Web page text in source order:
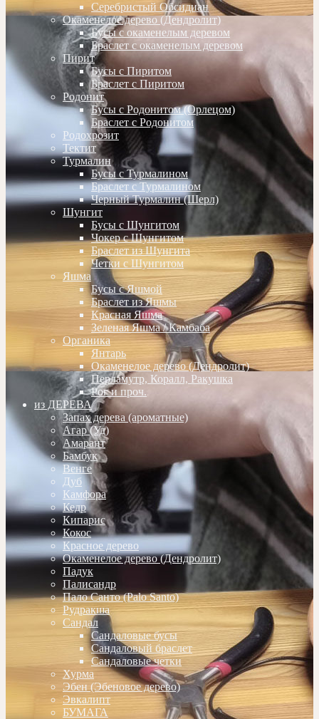
Серебристый Обсидиан
Окаменелое дерево (Дендролит)
Бусы с окаменелым деревом
Браслет с окаменелым деревом
Пирит
Бусы с Пиритом
Браслет с Пиритом
Родонит
Бусы с Родонитом (Орлецом)
Браслет с Родонитом
Родохрозит
Тектит
Турмалин
Бусы с Турмалином
Браслет с Турмалином
Черный Турмалин (Шерл)
Шунгит
Бусы с Шунгитом
Чокер с Шунгитом
Браслет из Шунгита
Четки с Шунгитом
Яшма
Бусы с Яшмой
Браслет из Яшмы
Красная Яшма
Зеленая Яшма / Камбаба
Органика
Янтарь
Окаменелое дерево (Дендролит)
Перламутр, Коралл, Ракушка
Рог и проч.
из ДЕРЕВА
Запах дерева (ароматные)
Агар (Уд)
Амарант
Бамбук
Венге
Дуб
Камфора
Кедр
Кипарис
Кокос
Красное дерево
Окаменелое дерево (Дендролит)
Падук
Палисандр
Пало Санто (Palo Santo)
Рудракша
Сандал
Сандаловые бусы
Сандаловый браслет
Сандаловые четки
Хурма
Эбен (Эбеновое дерево)
Эвкалипт
БУМАГА